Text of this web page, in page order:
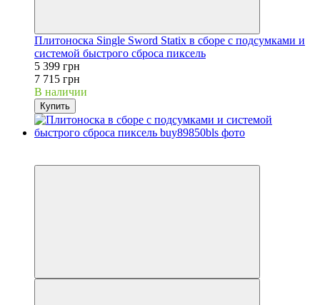
Плитоноска Single Sword Statix в сборе с подсумками и
системой быстрого сброса пиксель
5 399 грн
7 715 грн
В наличии
Купить